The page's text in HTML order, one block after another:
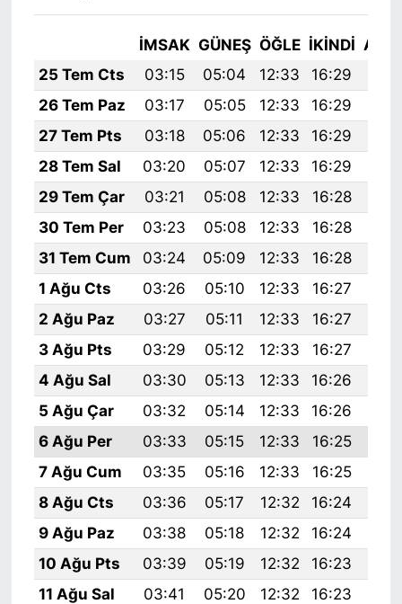
İMSAK GÜNEŞ ÖĞLE İKINDI
25 Tem Cts
03:15 05:04 12:33 16:29
26 Tem Paz
03:17 05:05 12:33 16:29
27 Tem Pts
03:18 05:06 12:33 16:29
28 Tem Sal
03:20 05:07 12:33 16:29
29 Tem Çar
03:21 05:08 12:33 16:28
30 Tem Per
03:23 05:08 12:33 16:28
31 Tem Cum
03:24 05:09 12:33 16:28
1 Ağu Cts
03:26 05:10 12:33 16:27
2 Ağu Paz
03:27 05:11 12:33 16:27
3 Ağu Pts
03:29 05:12 12:33 16:27
4 Ağu Sal
03:30 05:13 12:33 16:26
5 Ağu Çar
03:32 05:14 12:33 16:26
6 Ağu Per
03:33 05:15 12:33 16:25
7 Ağu Cum
03:35 05:16 12:33 16:25
8 Ağu Cts
03:36 05:17 12:32 16:24
9 Ağu Paz
03:38 05:18 12:32 16:24
10 Ağu Pts
03:39 05:19 12:32 16:23
11 Ağu Sal
03:41 05:20 12:32 16:23